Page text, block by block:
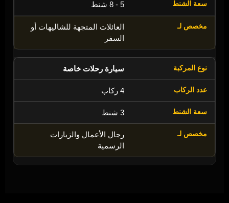
5 - 8 شنط
العائلات المتجهة للشاليهات أو
السفر
سيارة رحلات خاصة
4 ركاب
3 شنط
رجال الأعمال والزيارات
الرسمية